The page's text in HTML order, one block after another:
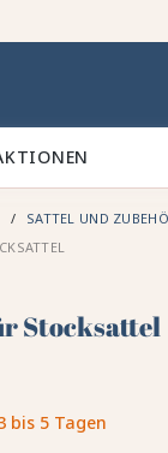
SATTEL UND
Stocksattel
bis 5 Tagen